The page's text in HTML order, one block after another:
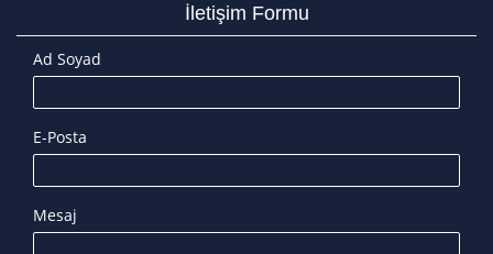
İletişim Formu
Ad Soyad
E-Posta
Mesaj